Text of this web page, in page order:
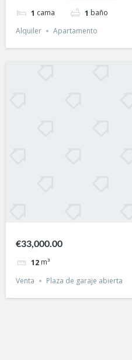
1 cama 1 baño
Alquiler
Apartamento
€33,000.00
12m³
Venta
Plaza de garaje abierta